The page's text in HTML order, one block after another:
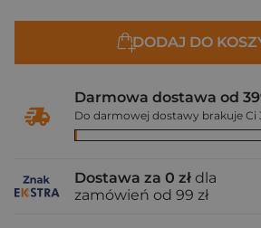
DODAJ DO
Darmowa dostawa od
Do darmowej dostawy brakuje Ci
Dostawa za 0 zł dla
zamówień od 99 zł